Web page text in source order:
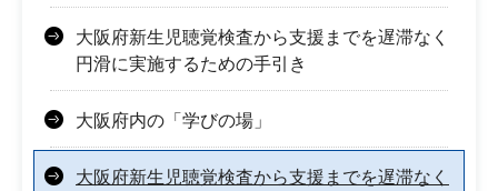
大阪府新生児聴覚検査から支援までを遅滞なく
円滑に実施するための手引き
大阪府内の「学びの場」
大阪府新生児聴覚検査から支援までを遅滞なく